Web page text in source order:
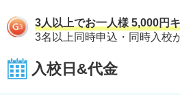
3人以上でお一人様 5,000円
3名以上同時申込・同時入校
入校日&代金